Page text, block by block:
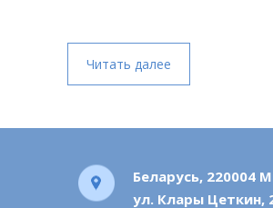
Читать далее
Беларусь, 220004
ул. Клары Цеткин,